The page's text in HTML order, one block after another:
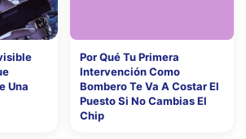
Una
Por Qué Tu Primera
Intervención Como
Bombero Te Va A Costar El
Puesto Si No Cambias El
Chip